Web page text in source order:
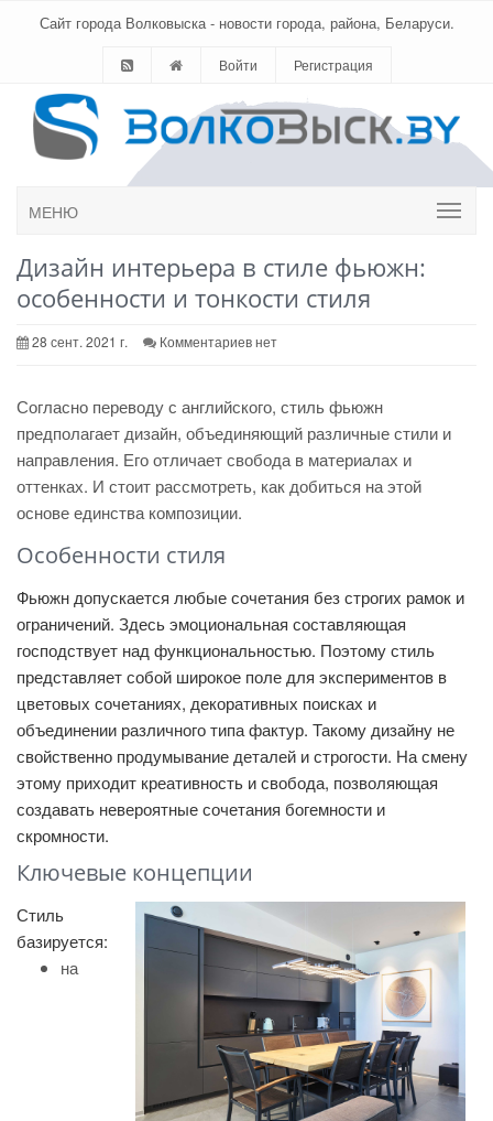
Сайт города Волковыска - новости города, района, Беларуси.
Войти Регистрация
МЕНЮ
Дизайн интерьера в стиле фьюжн:
особенности и тонкости стиля
28 сент. 2021 г. Комментариев нет
Согласно переводу с английского, стиль фьюжн
предполагает дизайн, объединяющий различные стили и
направления. Его отличает свобода в материалах и
оттенках. И стоит рассмотреть, как добиться на этой
основе единства композиции.
Особенности стиля
Фьюжн допускается любые сочетания без строгих рамок и
ограничений. Здесь эмоциональная составляющая
господствует над функциональностью. Поэтому стиль
представляет собой широкое поле для экспериментов в
цветовых сочетаниях, декоративных поисках и
объединении различного типа фактур. Такому дизайну не
свойственно продумывание деталей и строгости. На смену
этому приходит креативность и свобода, позволяющая
создавать невероятные сочетания богемности и
скромности.
Ключевые концепции
Стиль
базируется:
на